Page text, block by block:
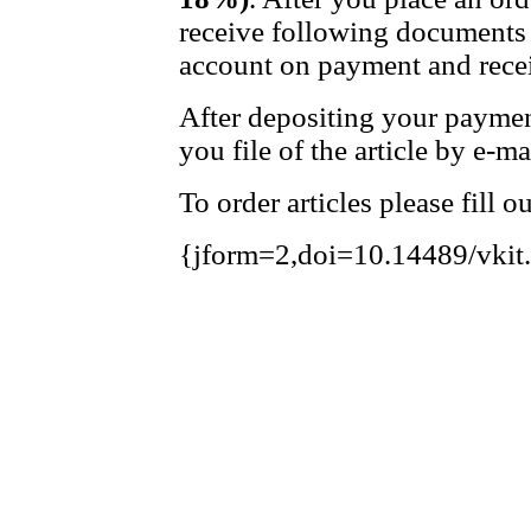
receive following
account on payment and
After depositing your
you file of the article by e-
To order articles please fill
{jform=2,doi=10.14489/